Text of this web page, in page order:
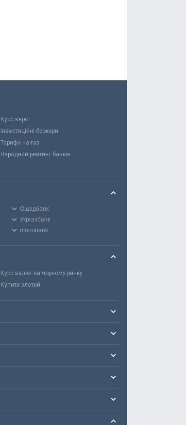
Курс євро
Інвестиційні брокери
Тарифи на газ
Народний рейтинг банків
Ощадбанк
Укргазбанк
monobank
Курс валют на чорному ринку
Купити злотий